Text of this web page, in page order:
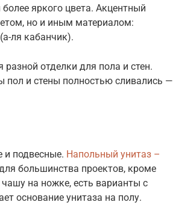
яркого цвета. Акцентный
но и иным материалом:
ля кабанчик).
отделки для пола и стен.
пол и стены полностью сливались —
подвесные. Напольный унитаз –
большинства проектов, кроме
на ножке, есть варианты с
основание унитаза на полу.